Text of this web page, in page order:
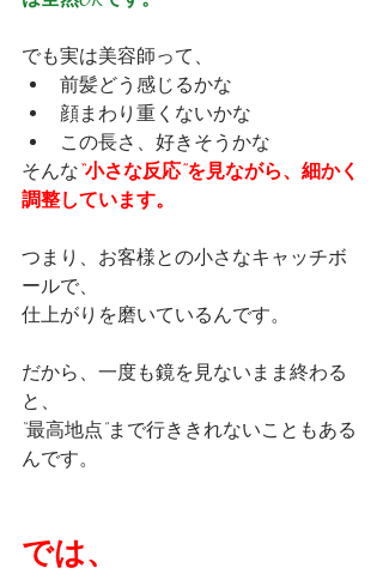
でも実は美容師って、
前髪どう感じるかな
顔まわり重くないかな
この長さ、好きそうかな
そんな“小さな反応”を見ながら、細かく
調整しています。
つまり、お客様との小さなキャッチボ
ールで、
仕上がりを磨いているんです。
だから、一度も鏡を見ないまま終わる
と、
“最高地点”まで行ききれないこともある
んです。
では、